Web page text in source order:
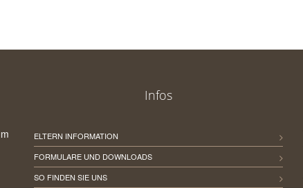
Infos
ELTERN INFORMATION
FORMULARE UND DOWNLOADS
SO FINDEN SIE UNS